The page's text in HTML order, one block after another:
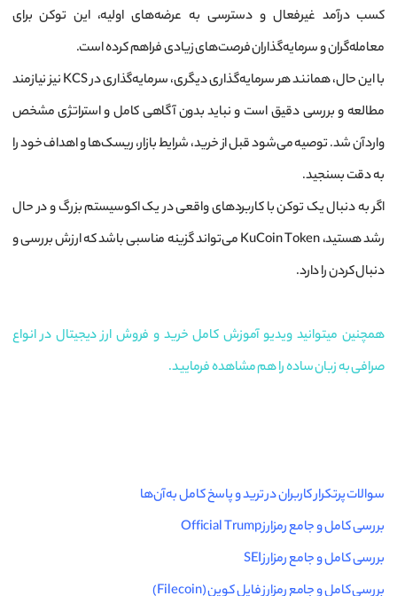
کسب درآمد غیرفعال و دسترسی به عرضه‌های اولیه، این توکن برای
معامله‌گران و سرمایه‌گذاران فرصت‌های زیادی فراهم کرده است.
با این حال، همانند هر سرمایه‌گذاری دیگری، سرمایه‌گذاری در KCS نیز نیازمند
مطالعه و بررسی دقیق است و نباید بدون آگاهی کامل و استراتژی مشخص
وارد آن شد. توصیه می‌شود قبل از خرید، شرایط بازار، ریسک‌ها و اهداف خود را
به دقت بسنجید.
اگر به دنبال یک توکن با کاربردهای واقعی در یک اکوسیستم بزرگ و در حال
رشد هستید، KuCoin Token می‌تواند گزینه مناسبی باشد که ارزش بررسی و
دنبال کردن را دارد.
همچنین میتوانید ویدیو آموزش کامل خرید و فروش ارز دیجیتال در انواع
صرافی به زبان ساده را هم مشاهده فرمایید.
سوالات پرتکرار کاربران در ترید و پاسخ کامل به آن‌ها
بررسی کامل و جامع رمزارز Official Trump
بررسی کامل و جامع رمزارز SEI
بررسی کامل و جامع رمزارز فایل کوین (Filecoin)